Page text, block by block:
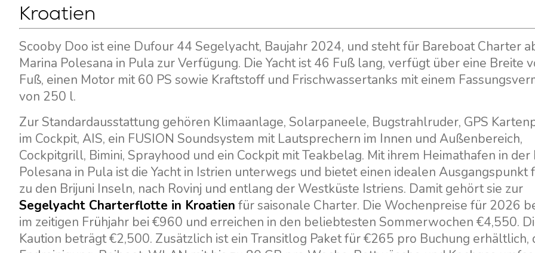
Kroatien
Scooby Doo ist eine Dufour 44 Segelyacht, Baujahr 2024, und steht für Bareboat Charter
Marina Polesana in Pula zur Verfügung. Die Yacht ist 46 Fuß lang, verfügt über eine Breite
Fuß, einen Motor mit 60 PS sowie Kraftstoff und Frischwassertanks mit einem
von 250 l.
Zur Standardausstattung gehören Klimaanlage, Solarpaneele, Bugstrahlruder, GPS
im Cockpit, AIS, ein FUSION Soundsystem mit Lautsprechern im Innen und Außenbereich,
Cockpitgrill, Bimini, Sprayhood und ein Cockpit mit Teakbelag. Mit ihrem Heimathafen in der
Polesana in Pula ist die Yacht in Istrien unterwegs und bietet einen idealen Ausgangspunkt
zu den Brijuni Inseln, nach Rovinj und entlang der Westküste Istriens. Damit gehört sie zur
Segelyacht Charterflotte in Kroatien für saisonale Charter. Die Wochenpreise für 2026
im zeitigen Frühjahr bei €960 und erreichen in den beliebtesten Sommerwochen €4,550.
Kaution beträgt €2,500. Zusätzlich ist ein Transitlog Paket für €265 pro Buchung erhältlich,